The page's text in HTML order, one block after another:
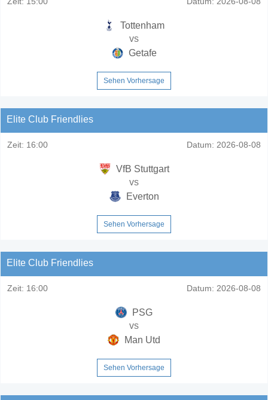
Tottenham
vs
Getafe
Sehen Vorhersage
Elite Club Friendlies
Zeit: 16:00 Datum: 2026-08-08
VfB Stuttgart
vs
Everton
Sehen Vorhersage
Elite Club Friendlies
Zeit: 16:00 Datum: 2026-08-08
PSG
vs
Man Utd
Sehen Vorhersage